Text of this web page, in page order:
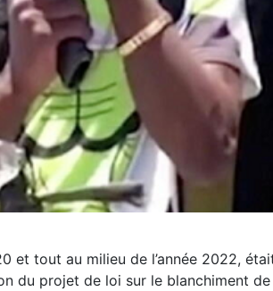
et tout au milieu de l’année 2022,
du projet de loi sur le blanchiment